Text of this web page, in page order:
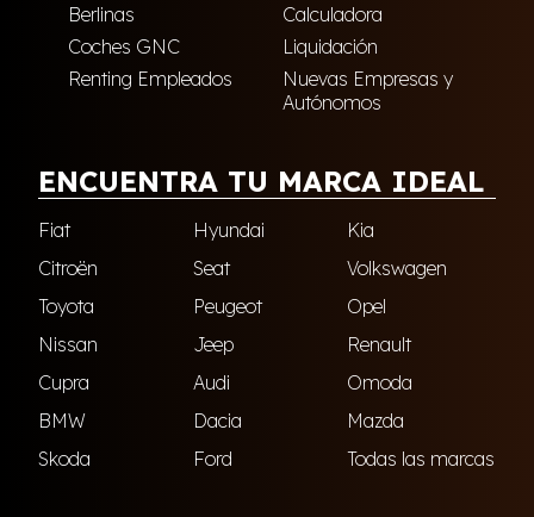
Berlinas
Calculadora
Coches GNC
Liquidación
Renting Empleados
Nuevas Empresas y
Autónomos
ENCUENTRA TU MARCA IDEAL
Fiat Hyundai
Kia
Citroën
Seat
Volkswagen
Toyota
Peugeot
Opel
Nissan
Jeep
Renault
Cupra
Audi
Omoda
BMW
Dacia
Mazda
Skoda
Ford Todas las marcas